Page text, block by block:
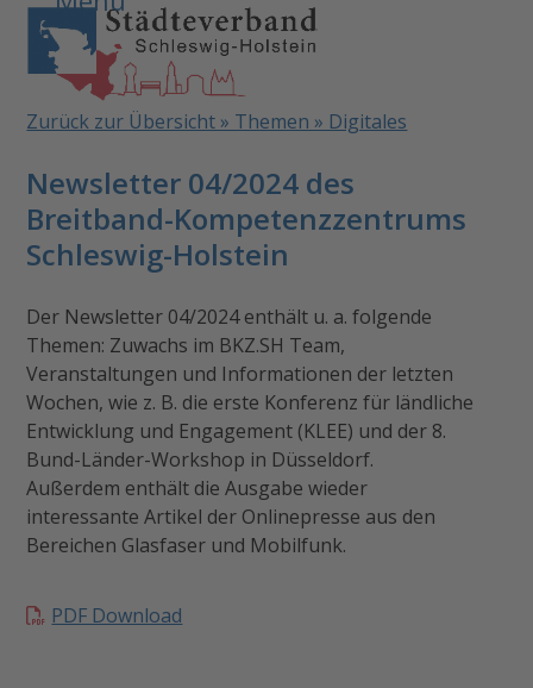
Skip
content
Open
mobile
menu
Close
mobile
menu
Zurück zur Übersicht » Themen » Digitales
Newsletter 04/2024 des
Breitband-Kompetenzzentrums
Schleswig-Holstein
Der Newsletter 04/2024 enthält u. a. folgende
Themen: Zuwachs im BKZ.SH Team,
Veranstaltungen und Informationen der letzten
Wochen, wie z. B. die erste Konferenz für ländliche
Entwicklung und Engagement (KLEE) und der 8.
Bund-Länder-Workshop in Düsseldorf.
Außerdem enthält die Ausgabe wieder
interessante Artikel der Onlinepresse aus den
Bereichen Glasfaser und Mobilfunk.
PDF Download